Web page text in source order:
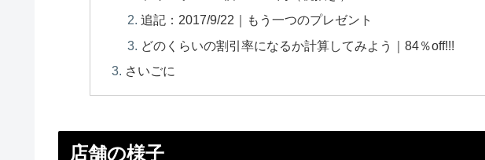
追記：2017/9/22｜もう一つのプレゼント
どのくらいの割引率になるか計算してみよう｜84％off!!!
さいごに
店舗の様子